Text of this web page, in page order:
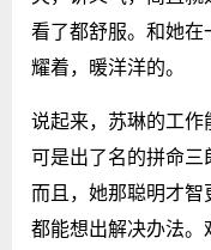
看了都舒服。和她
耀着，暖洋洋的。
说起来，苏琳的工
可是出了名的拼命三
而且，她那聪明才
都能想出解决办法